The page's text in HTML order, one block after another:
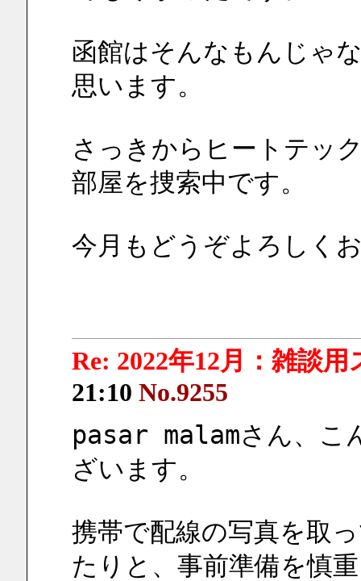
函館はそんなもんじゃ
思います。
さっきからヒートテッ
部屋を捜索中です。
今月もどうぞよろしく
Re: 2022年12月：雑談
21:10 No.9255
pasar malamさん、こ
ざいます。
携帯で配線の写真を取
たりと、事前準備を慎